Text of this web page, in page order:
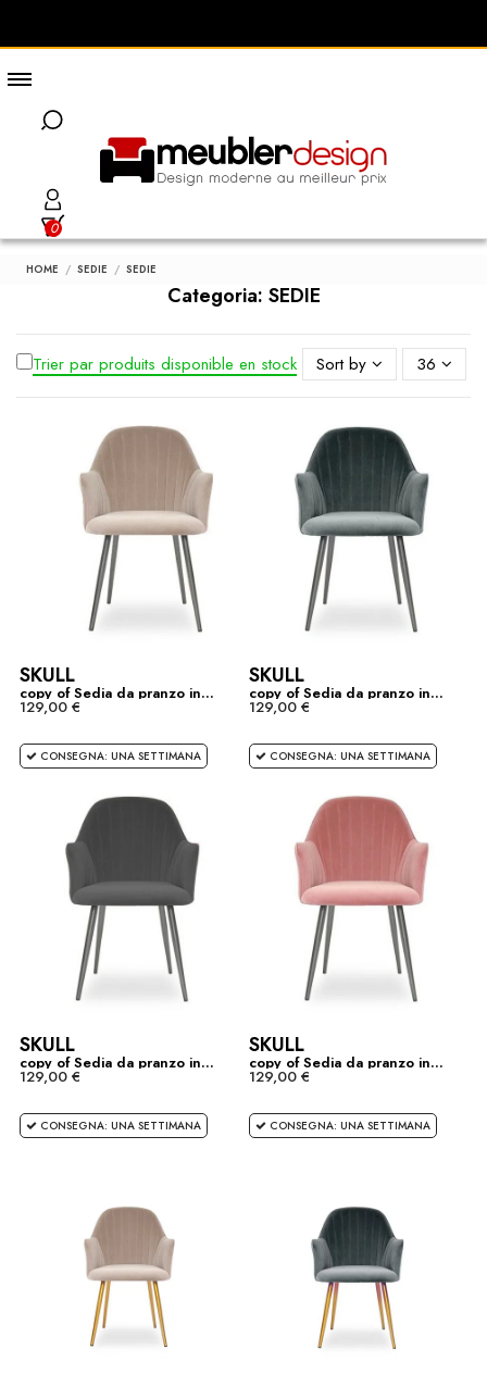
0
HOME SEDIE SEDIE
Categoria: SEDIE
Trier par produits disponible en stock Sort by 36
SKULL
copy of Sedia da pranzo in...
129,00 €
CONSEGNA: UNA SETTIMANA
SKULL
copy of Sedia da pranzo in...
129,00 €
CONSEGNA: UNA SETTIMANA
SKULL
copy of Sedia da pranzo in...
129,00 €
CONSEGNA: UNA SETTIMANA
SKULL
copy of Sedia da pranzo in...
129,00 €
CONSEGNA: UNA SETTIMANA